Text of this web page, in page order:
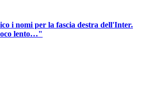
i nomi per la fascia destra dell'Inter.
lento…"